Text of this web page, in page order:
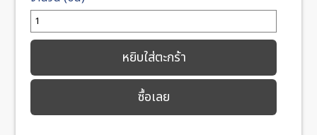
จำนวน
TAG
Heuer
Black
Dial
หยิบใส่ตะกร้า
ซื้อเลย